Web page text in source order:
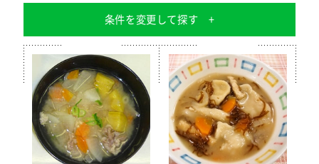
条件を変更して探す
食材
栄養素
カルシウム
鉄分